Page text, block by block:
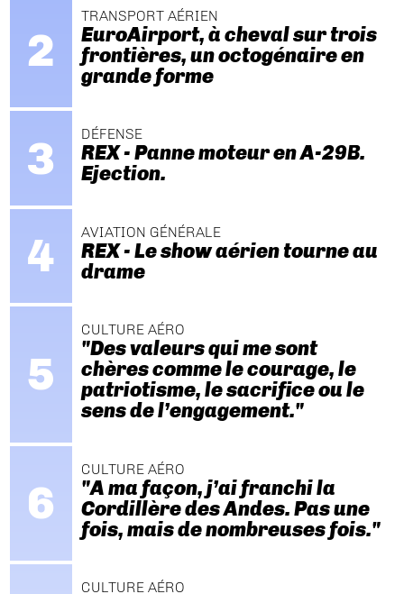
TRANSPORT AÉRIEN
EuroAirport, à cheval sur trois
frontières, un octogénaire en
grande forme
DÉFENSE
REX - Panne moteur en A-29B.
Ejection.
AVIATION GÉNÉRALE
REX - Le show aérien tourne au
drame
CULTURE AÉRO
"Des valeurs qui me sont
chères comme le courage, le
patriotisme, le sacrifice ou le
sens de l’engagement."
CULTURE AÉRO
"A ma façon, j’ai franchi la
Cordillère des Andes. Pas une
fois, mais de nombreuses fois."
CULTURE AÉRO